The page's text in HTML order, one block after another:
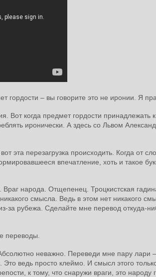
гордости – вы говорите это не иронии. Я
Вот когда предмет гордости принадлежать
иронически. А здесь со Львом
эта перезагрузка происходить. Когда от
впечатление, хоть и такое
Враг народа. Отщепенец. Троцкистская
смысла. Ведь в этом нет никакого
за рубежа. Сделайте мне перевод откуда-
переводы.
неважно. Переведи мне пару лари
ведь просто клеймо. И смысл этого
к тому, что снаружи враги, это народу